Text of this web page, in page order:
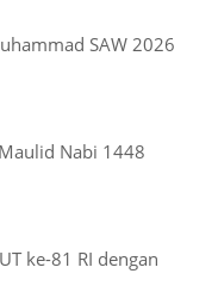
SAW 2026
Nabi 1448
ke-81 RI dengan